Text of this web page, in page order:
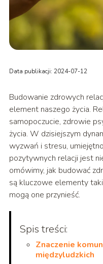
Data publikacji: 2024-07-12
Budowanie zdrowych
element naszego życia.
samopoczucie, zdrowie
życia. W dzisiejszym
wyzwań i stresu,
pozytywnych relacji jest
omówimy, jak budować
są kluczowe elementy
mogą one przynieść.
Spis treści:
Znaczenie
międzyludzkich